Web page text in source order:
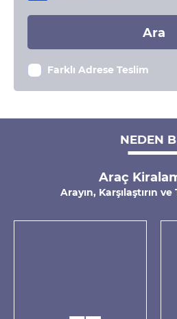
Ara
Farklı Adrese Teslim
NEDEN
Araç
Arayın, Karşılaştırın